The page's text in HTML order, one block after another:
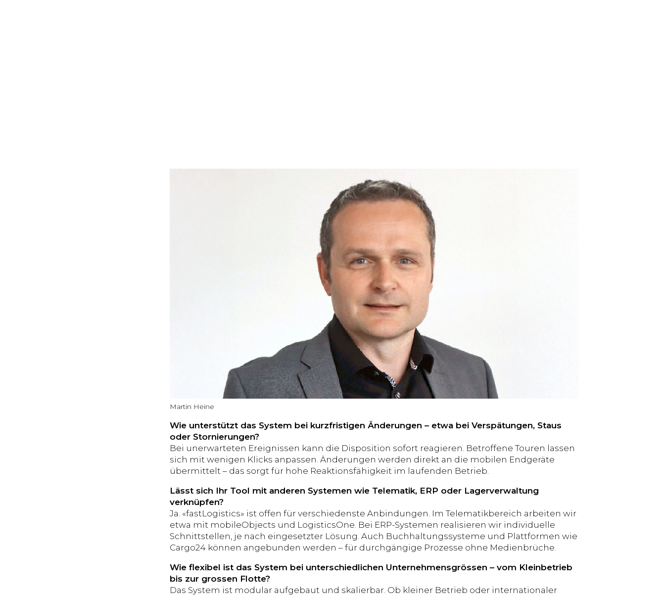
Martin Heine
Wie unterstützt das System bei kurzfristigen Änderungen – etwa bei Verspätungen, Staus
oder Stornierungen?
Bei unerwarteten Ereignissen kann die Disposition sofort reagieren. Betroffene Touren lassen
sich mit wenigen Klicks anpassen. Änderungen werden direkt an die mobilen Endgeräte
übermittelt – das sorgt für hohe Reaktionsfähigkeit im laufenden Betrieb.
Lässt sich Ihr Tool mit anderen Systemen wie Telematik, ERP oder Lagerverwaltung
verknüpfen?
Ja. «fastLogistics» ist offen für verschiedenste Anbindungen. Im Telematikbereich arbeiten wir
etwa mit mobileObjects und LogisticsOne. Bei ERP-Systemen realisieren wir individuelle
Schnittstellen, je nach eingesetzter Lösung. Auch Buchhaltungssysteme und Plattformen wie
Cargo24 können angebunden werden – für durchgängige Prozesse ohne Medienbrüche.
Wie flexibel ist das System bei unterschiedlichen Unternehmensgrössen – vom Kleinbetrieb
bis zur grossen Flotte?
Das System ist modular aufgebaut und skalierbar. Ob kleiner Betrieb oder internationaler